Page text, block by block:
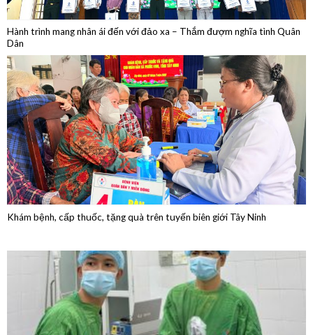
Khám bệnh, cấp thuốc, tặng quà trên tuyến biên giới Tây Ninh